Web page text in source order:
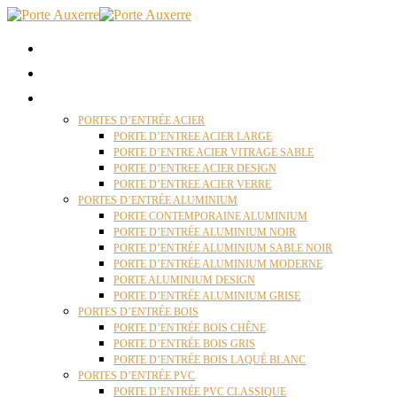
PORTES D’ENTRÉE ACIER
PORTE D’ENTREE ACIER LARGE
PORTE D’ENTRE ACIER VITRAGE SABLE
PORTE D’ENTREE ACIER DESIGN
PORTE D’ENTREE ACIER VERRE
PORTES D’ENTRÉE ALUMINIUM
PORTE CONTEMPORAINE ALUMINIUM
PORTE D’ENTRÉE ALUMINIUM NOIR
PORTE D’ENTRÉE ALUMINIUM SABLE NOIR
PORTE D’ENTRÉE ALUMINIUM MODERNE
PORTE ALUMINIUM DESIGN
PORTE D’ENTRÉE ALUMINIUM GRISE
PORTES D’ENTRÉE BOIS
PORTE D’ENTRÉE BOIS CHÊNE
PORTE D’ENTRÉE BOIS GRIS
PORTE D’ENTRÉE BOIS LAQUÉ BLANC
PORTES D’ENTRÉE PVC
PORTE D’ENTRÉE PVC CLASSIQUE